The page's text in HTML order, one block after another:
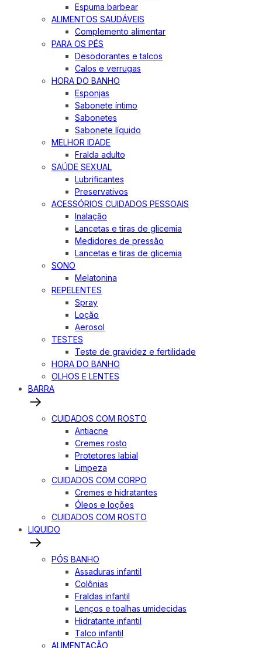
Espuma barbear
ALIMENTOS SAUDÁVEIS
Complemento alimentar
PARA OS PÉS
Desodorantes e talcos
Calos e verrugas
HORA DO BANHO
Esponjas
Sabonete íntimo
Sabonetes
Sabonete líquido
MELHOR IDADE
Fralda adulto
SAÚDE SEXUAL
Lubrificantes
Preservativos
ACESSÓRIOS CUIDADOS PESSOAIS
Inalação
Lancetas e tiras de glicemia
Medidores de pressão
Lancetas e tiras de glicemia
SONO
Melatonina
REPELENTES
Spray
Loção
Aerosol
TESTES
Teste de gravidez e fertilidade
HORA DO BANHO
OLHOS E LENTES
BARRA
CUIDADOS COM ROSTO
Antiacne
Cremes rosto
Protetores labial
Limpeza
CUIDADOS COM CORPO
Cremes e hidratantes
Óleos e loções
CUIDADOS COM ROSTO
LIQUIDO
PÓS BANHO
Assaduras infantil
Colônias
Fraldas infantil
Lenços e toalhas umidecidas
Hidratante infantil
Talco infantil
ALIMENTAÇÃO